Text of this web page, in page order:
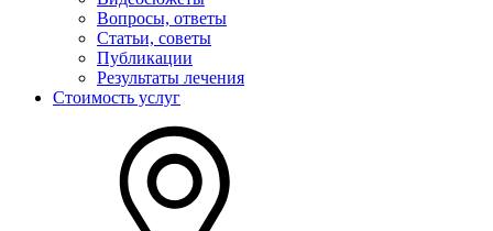
Вопросы, ответы
Статьи, советы
Публикации
Результаты лечения
Стоимость услуг